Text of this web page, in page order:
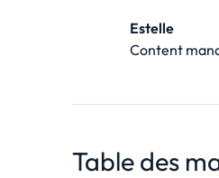
Estelle
Content
Table des